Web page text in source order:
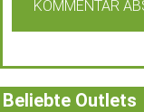
Beliebte Outlets